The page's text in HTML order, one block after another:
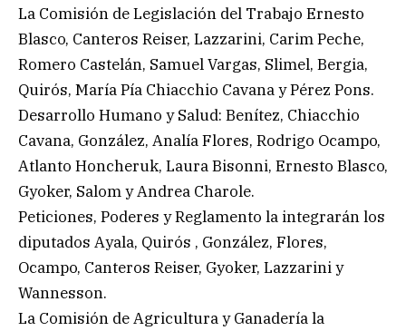
La Comisión de Legislación del Trabajo Ernesto
Blasco, Canteros Reiser, Lazzarini, Carim Peche,
Romero Castelán, Samuel Vargas, Slimel, Bergia,
Quirós, María Pía Chiacchio Cavana y Pérez Pons.
Desarrollo Humano y Salud: Benítez, Chiacchio
Cavana, González, Analía Flores, Rodrigo Ocampo,
Atlanto Honcheruk, Laura Bisonni, Ernesto Blasco,
Gyoker, Salom y Andrea Charole.
Peticiones, Poderes y Reglamento la integrarán los
diputados Ayala, Quirós , González, Flores,
Ocampo, Canteros Reiser, Gyoker, Lazzarini y
Wannesson.
La Comisión de Agricultura y Ganadería la